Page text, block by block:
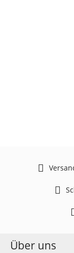
Über uns